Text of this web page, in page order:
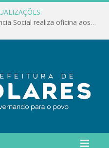
Conselho Municipal de Assistência Social realiza oficina aos servidores